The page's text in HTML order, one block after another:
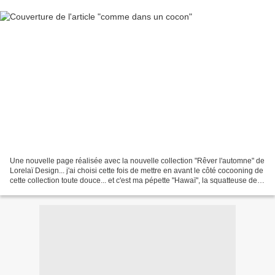
Une nouvelle page réalisée avec la nouvelle collection "Rêver l'automne" de
Lorelaï Design... j'ai choisi cette fois de mettre en avant le côté cocooning de
cette collection toute douce... et c'est ma pépette "Hawaï", la squatteuse de